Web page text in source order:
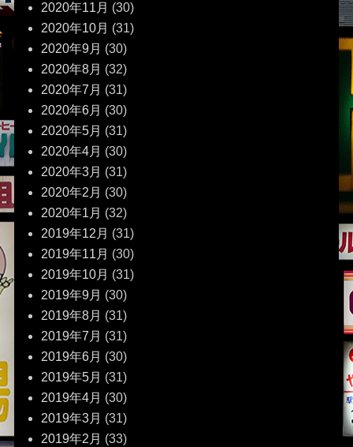
2020年11月 (30)
2020年10月 (31)
2020年9月 (30)
2020年8月 (32)
2020年7月 (31)
2020年6月 (30)
2020年5月 (31)
2020年4月 (30)
2020年3月 (31)
2020年2月 (30)
2020年1月 (32)
2019年12月 (31)
2019年11月 (30)
2019年10月 (31)
2019年9月 (30)
2019年8月 (31)
2019年7月 (31)
2019年6月 (30)
2019年5月 (31)
2019年4月 (30)
2019年3月 (31)
2019年2月 (33)